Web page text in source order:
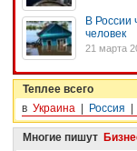
В России
человек
21 марта
Теплее всего
в Украина | Россия |
Многие пишут